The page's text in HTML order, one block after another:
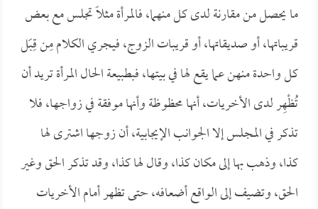
ما يحصل من مقارنة لدى كل منهما، فالمرأة مثلاً تجلس مع بعض
قريباتها، أو صديقاتها، أو قريبات الزوج، فيجري الكلام مِن قِبَل
كل واحدة منهن عما يقع لها في بيتها، فبطبيعة الحال المرأة تريد أن
تُظْهِر لدى الأخريات، أنها محظوظة وأنها موفقة في زواجها، فلا
تذكر في المجلس إلا الجوانب الإيجابية، أن زوجها اشترى لها
كذا، وذهب بها إلى مكان كذا، وقال لها كذا، وقد تذكر الحق وغير
الحق، وتضيف إلى الواقع أضعافه، حتى تظهر أمام الأخريات